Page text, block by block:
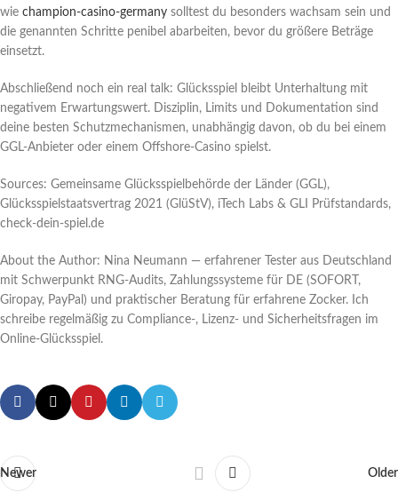
wie champion-casino-germany solltest du besonders wachsam sein und
die genannten Schritte penibel abarbeiten, bevor du größere Beträge
einsetzt.
Abschließend noch ein real talk: Glücksspiel bleibt Unterhaltung mit
negativem Erwartungswert. Disziplin, Limits und Dokumentation sind
deine besten Schutzmechanismen, unabhängig davon, ob du bei einem
GGL-Anbieter oder einem Offshore-Casino spielst.
Sources: Gemeinsame Glücksspielbehörde der Länder (GGL),
Glücksspielstaatsvertrag 2021 (GlüStV), iTech Labs & GLI Prüfstandards,
check-dein-spiel.de
About the Author: Nina Neumann — erfahrener Tester aus Deutschland
mit Schwerpunkt RNG-Audits, Zahlungssysteme für DE (SOFORT,
Giropay, PayPal) und praktischer Beratung für erfahrene Zocker. Ich
schreibe regelmäßig zu Compliance-, Lizenz- und Sicherheitsfragen im
Online-Glücksspiel.
Newer Older